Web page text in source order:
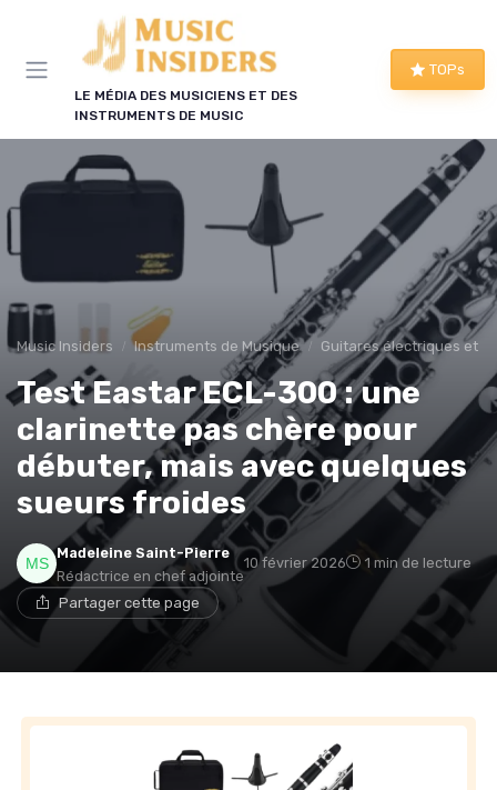
LE MÉDIA DES MUSICIENS ET DES
INSTRUMENTS DE MUSIC
TOPs
Music Insiders Instruments de Musique Guitares électriques et
Test Eastar ECL-300 : une
clarinette pas chère pour
débuter, mais avec quelques
sueurs froides
Madeleine Saint-Pierre
Rédactrice en chef adjointe
10 février 2026 1 min de lecture
Partager cette page
Panneau de gestion des cookies